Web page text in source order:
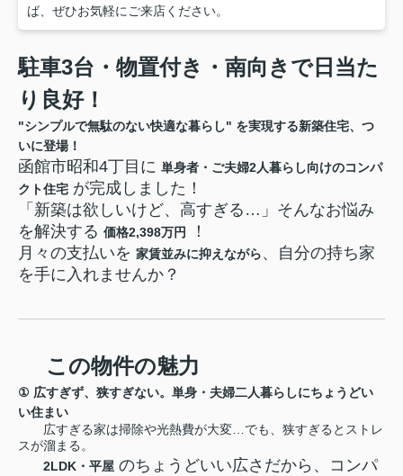
ば、ぜひお気軽にご来店ください。
駐車3台・物置付き・南向きで日当た
り良好！
"シンプルで無駄のない快適な暮らし" を実現する新築住宅、つ
いに登場！
函館市昭和4丁目に 単身者・ご夫婦2人暮らし向けのコンパ
クト住宅 が完成しました！
「新築は欲しいけど、高すぎる … 」そんなお悩み
を解決する 価格2,398万円
！
月々の支払いを 家賃並みに抑えながら、自分の持ち家
を手に入れませんか？
この物件の魅力
① 広すぎず、狭すぎない。単身・夫婦二人暮らしにちょうどい
い住まい
広すぎる家は掃除や光熱費が大変
でも、狭すぎるとストレ
スが溜まる。
2LDK ・平屋 のちょうどいい広さだから、コンパ